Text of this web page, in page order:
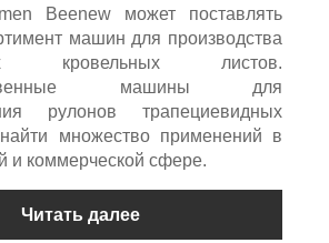
Beenew может поставлять
машин для производства
кровельных листов.
машины для
рулонов трапециевидных
множество применений в
и коммерческой сфере.
Читать далее